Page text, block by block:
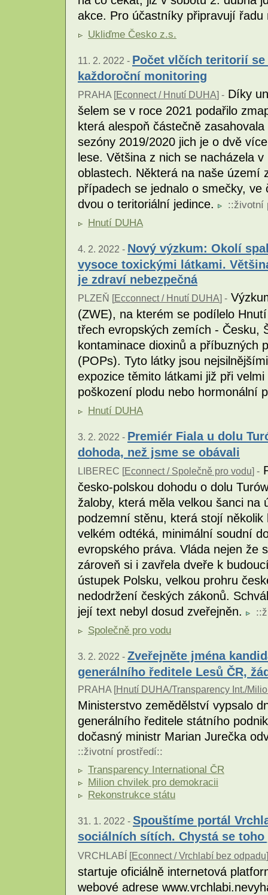
akce. Pro účastníky připravují
Ukliďme Česko z.s.
11. 2. 2022 - Počet vlčích teritorií
každoroční monitoring
PRAHA [Econnect / Hnutí DUHA] - Díky
šelem se v roce 2021 podařilo
která alespoň částečně
sezóny 2019/2020 jich je o dvě
lese. Většina z nich se nacházela
oblastech. Některá na naše území
případech se jednalo o smečky,
dvou o teritoriální jedince.
::životní
Hnutí DUHA
4. 2. 2022 - Nový výzkum: Okolí
vysoce toxickými látkami.
je zdraví nebezpečná
PLZEŇ [Ecconnect / Hnutí DUHA] -
(ZWE), na kterém se podílelo
třech evropských zemích - Česku,
kontaminace dioxinů a příbuzných
(POPs). Tyto látky jsou
expozice těmito látkami již při
poškození plodu nebo hormonální
Hnutí DUHA
3. 2. 2022 - Premiér Fiala u dolu
dohoda, než jsme se obávali
LIBEREC [Econnect / Společně pro vodu] -
česko-polskou dohodu o dolu
žaloby, která měla velkou šanci na
podzemní stěnu, která stojí
velkém odtéká, minimální soudní
evropského práva. Vláda nejen že
zároveň si i zavřela dveře k
ústupek Polsku, velkou prohru
nedodržení českých zákonů.
její text nebyl dosud zveřejněn.
::
Společně pro vodu
3. 2. 2022 - Zveřejněte jména
generálního ředitele Lesů ČR,
PRAHA [Hnutí DUHA/Transparency Int./
Ministerstvo zemědělství vypsalo
generálního ředitele státního
dočasný ministr Marian Jurečka
::životní prostředí::
Transparency International ČR
Milion chvilek pro demokracii
Rekonstrukce státu
31. 1. 2022 - Spouštíme portál
sociálních sítích. Chystá se
VRCHLABÍ [Econnect / Vrchlabí bez odpadu
startuje oficiálně internetová
webové adrese